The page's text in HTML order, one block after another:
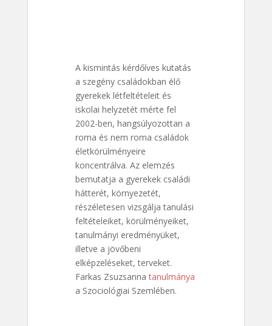
A kismintás kérdőíves kutatás
a szegény családokban élő
gyerekek létfeltételeit és
iskolai helyzetét mérte fel
2002-ben, hangsúlyozottan a
roma és nem roma családok
életkörülményeire
koncentrálva. Az elemzés
bemutatja a gyerekek családi
hátterét, környezetét,
részéletesen vizsgálja tanulási
feltételeiket, körülményeiket,
tanulmányi eredményüket,
illetve a jövőbeni
elképzeléseket, terveket.
Farkas Zsuzsannatanulmánya
a Szociológiai Szemlében.